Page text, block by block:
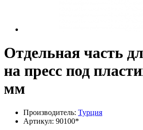
Отдельная часть
на пресс под
мм
Производитель: Турция
Артикул: 90100*